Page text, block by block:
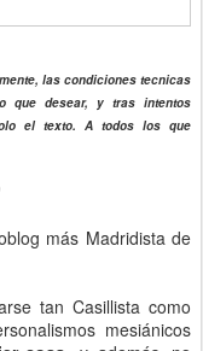
las condiciones tecnicas
que desear, y tras intentos
el texto. A todos los que
más Madridista de
tan Casillista como
mesiánicos